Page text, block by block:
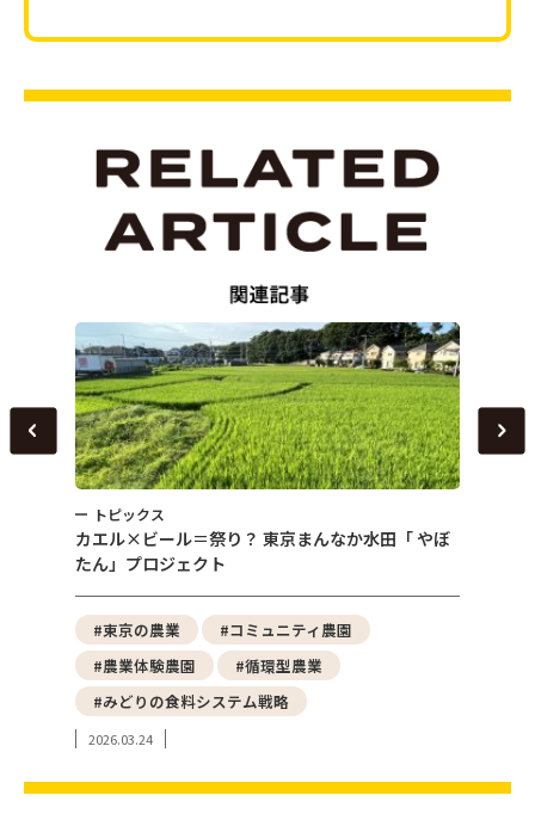
トピックス
カエル×ビール＝祭り？ 東京まんなか水田「 やぼ
たん」プロジェクト
#東京の農業
#コミュニティ農園
#農業体験農園
#循環型農業
#みどりの食料システム戦略
2026.03.24